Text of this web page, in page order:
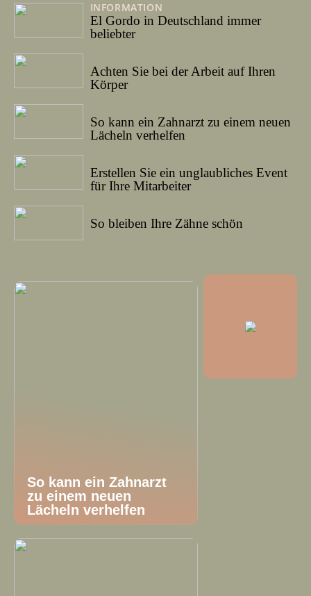
INFORMATION
El Gordo in Deutschland immer
beliebter
Achten Sie bei der Arbeit auf Ihren
Körper
So kann ein Zahnarzt zu einem neuen
Lächeln verhelfen
Erstellen Sie ein unglaubliches Event
für Ihre Mitarbeiter
So bleiben Ihre Zähne schön
So kann ein Zahnarzt
zu einem neuen
Lächeln verhelfen